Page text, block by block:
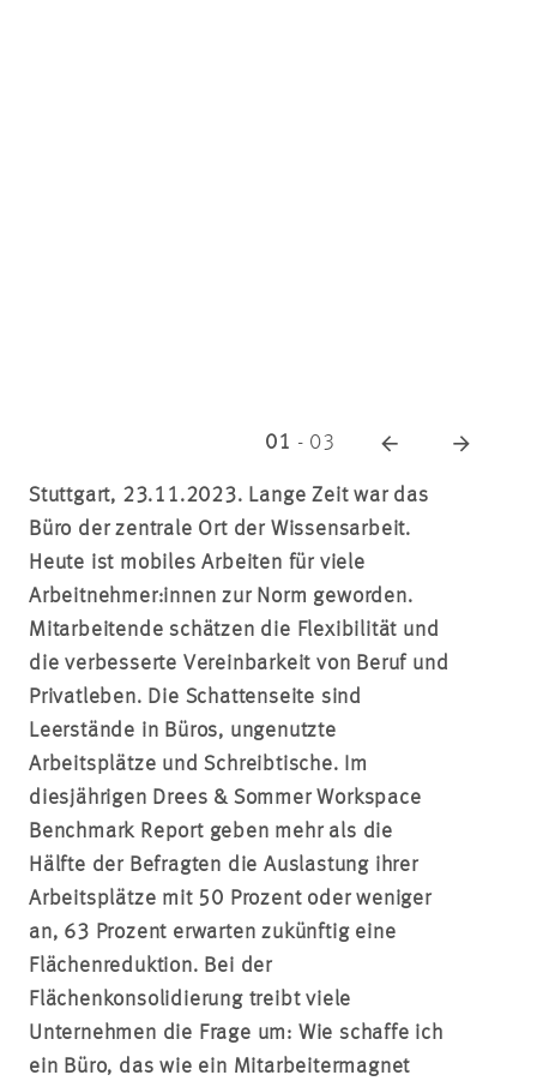
01 - 03
Stuttgart, 23.11.2023. Lange Zeit war das
Büro der zentrale Ort der Wissensarbeit.
Heute ist mobiles Arbeiten für viele
Arbeitnehmer:innen zur Norm geworden.
Mitarbeitende schätzen die Flexibilität und
die verbesserte Vereinbarkeit von Beruf und
Privatleben. Die Schattenseite sind
Leerstände in Büros, ungenutzte
Arbeitsplätze und Schreibtische. Im
diesjährigen Drees & Sommer Workspace
Benchmark Report geben mehr als die
Hälfte der Befragten die Auslastung ihrer
Arbeitsplätze mit 50 Prozent oder weniger
an, 63 Prozent erwarten zukünftig eine
Flächenreduktion. Bei der
Flächenkonsolidierung treibt viele
Unternehmen die Frage um: Wie schaffe ich
ein Büro, das wie ein Mitarbeitermagnet